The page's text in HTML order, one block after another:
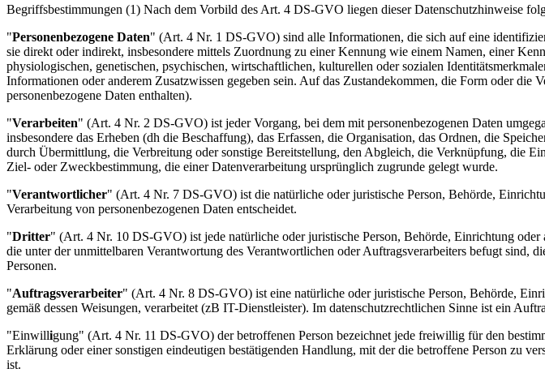
Begriffsbestimmungen (1) Nach dem Vorbild des Art. 4 DS-GVO liegen dieser Datenschutzhinweise
"Personenbezogene Daten" (Art. 4 Nr. 1 DS-GVO) sind alle Informationen, die sich auf eine
sie direkt oder indirekt, insbesondere mittels Zuordnung zu einer Kennung wie einem Namen, einer
physiologischen, genetischen, psychischen, wirtschaftlichen, kulturellen oder sozialen
Informationen oder anderem Zusatzwissen gegeben sein. Auf das Zustandekommen, die Form oder
personenbezogene Daten enthalten).
"Verarbeiten" (Art. 4 Nr. 2 DS-GVO) ist jeder Vorgang, bei dem mit personenbezogenen Daten
insbesondere das Erheben (dh die Beschaffung), das Erfassen, die Organisation, das Ordnen, die
durch Übermittlung, die Verbreitung oder sonstige Bereitstellung, den Abgleich, die Verknüpfung, die
Ziel- oder Zweckbestimmung, die einer Datenverarbeitung ursprünglich zugrunde gelegt wurde.
"Verantwortlicher" (Art. 4 Nr. 7 DS-GVO) ist die natürliche oder juristische Person, Behörde,
Verarbeitung von personenbezogenen Daten entscheidet.
"Dritter" (Art. 4 Nr. 10 DS-GVO) ist jede natürliche oder juristische Person, Behörde, Einrichtung
die unter der unmittelbaren Verantwortung des Verantwortlichen oder Auftragsverarbeiters befugt sind,
Personen.
"Auftragsverarbeiter" (Art. 4 Nr. 8 DS-GVO) ist eine natürliche oder juristische Person, Behörde,
gemäß dessen Weisungen, verarbeitet (zB IT-Dienstleister). Im datenschutzrechtlichen Sinne ist ein
"Einwilligung" (Art. 4 Nr. 11 DS-GVO) der betroffenen Person bezeichnet jede freiwillig für den
Erklärung oder einer sonstigen eindeutigen bestätigenden Handlung, mit der die betroffene Person zu
ist.